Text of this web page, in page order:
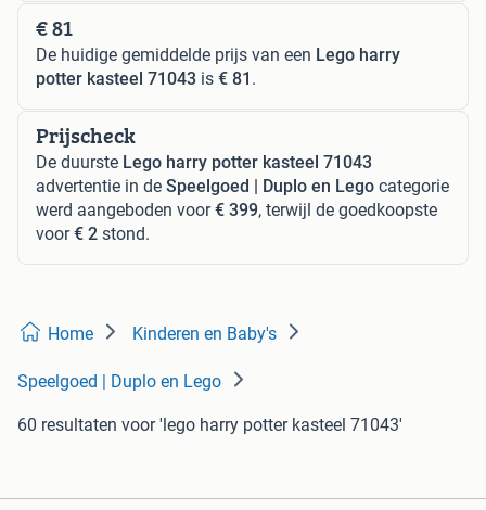
€ 81
De huidige gemiddelde prijs van een Lego harry
potter kasteel 71043 is € 81 .
Prijscheck
De duurste Lego harry potter kasteel 71043
advertentie in de Speelgoed | Duplo en Lego categorie
werd aangeboden voor€ 399, terwijl de goedkoopste
voor€ 2 stond.
Home Kinderen en Baby's
Speelgoed | Duplo en Lego
60 resultaten voor 'lego harry potter kasteel 71043'